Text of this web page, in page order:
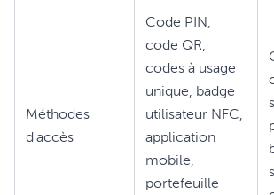
Méthodes
d'accès
Code PIN,
code QR,
codes à usage
unique, badge
utilisateur NFC,
application
mobile,
portefeuille